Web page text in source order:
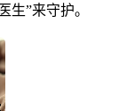
生”来守护。